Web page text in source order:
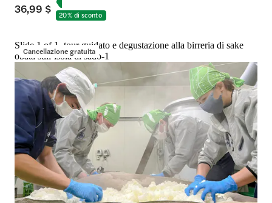
36,99 $ 20% di sconto
Cancellazione gratuita
Slide 1 of 1, tour guidato e degustazione alla birreria di sake
obata sull’isola di sado-1